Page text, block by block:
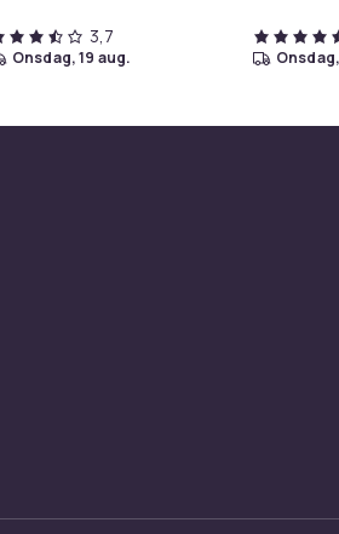
3,7
onsdag, 19 aug.